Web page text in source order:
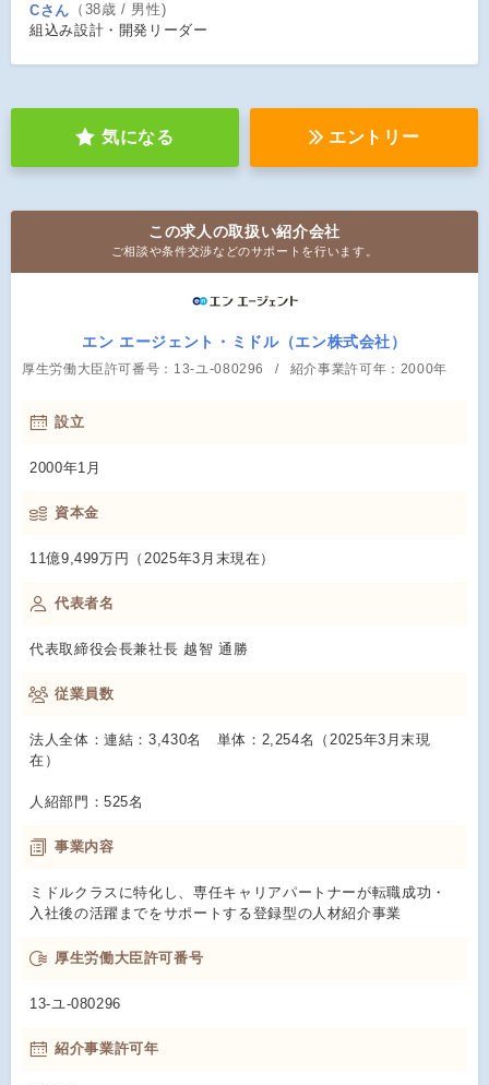
Cさん （38歳 / 男性)
組込み設計・開発リーダー
気になる エントリー
この求人の取扱い紹介会社
ご相談や条件交渉などのサポートを行います。
エン エージェント・ミドル（エン株式会社）
厚生労働大臣許可番号：13-ユ-080296 紹介事業許可年：2000年
設立
2000年1月
資本金
11億9,499万円（2025年3月末現在）
代表者名
代表取締役会長兼社長 越智 通勝
従業員数
法人全体：連結：3,430名 単体：2,254名（2025年3月末現
在）
人紹部門：525名
事業内容
ミドルクラスに特化し、専任キャリアパートナーが転職成功・
入社後の活躍までをサポートする登録型の人材紹介事業
厚生労働大臣許可番号
13-ユ-080296
紹介事業許可年